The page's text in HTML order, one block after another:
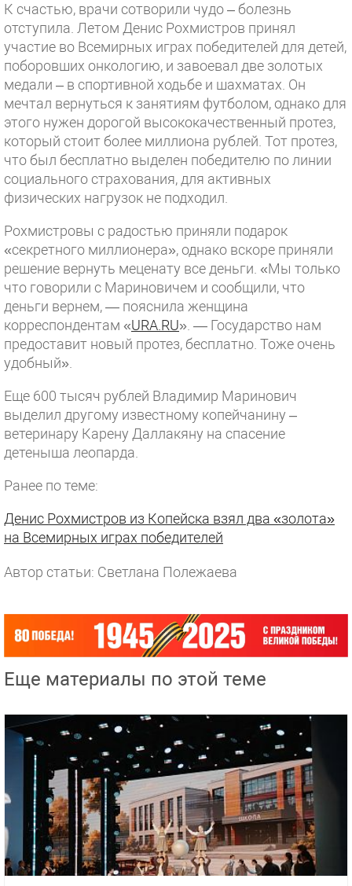
К счастью, врачи сотворили чудо – болезнь
отступила. Летом Денис Рохмистров принял
участие во Всемирных играх победителей для детей,
поборовших онкологию, и завоевал две золотых
медали – в спортивной ходьбе и шахматах. Он
мечтал вернуться к занятиям футболом, однако для
этого нужен дорогой высококачественный протез,
который стоит более миллиона рублей. Тот протез,
что был бесплатно выделен победителю по линии
социального страхования, для активных
физических нагрузок не подходил.
Рохмистровы с радостью приняли подарок
«секретного миллионера», однако вскоре приняли
решение вернуть меценату все деньги. «Мы только
что говорили с Мариновичем и сообщили, что
деньги вернем, — пояснила женщина
корреспондентам «URA.RU». — Государство нам
предоставит новый протез, бесплатно. Тоже очень
удобный».
Еще 600 тысяч рублей Владимир Маринович
выделил другому известному копейчанину –
ветеринару Карену Даллакяну на спасение
детеныша леопарда.
Ранее по теме:
Денис Рохмистров из Копейска взял два «золота»
на Всемирных играх победителей
Автор статьи: Светлана Полежаева
Еще материалы по этой теме